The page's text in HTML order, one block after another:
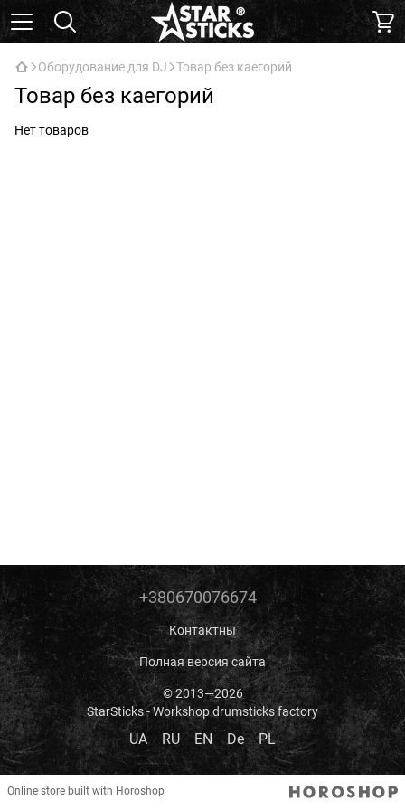
Оборудование для DJ Товар без каегорий
Товар без каегорий
Нет товаров
+380670076674
Контактны
Полная версия сайта
© 2013—2026
StarSticks - Workshop drumsticks factory
UA RU EN De PL
Online store built with Horoshop